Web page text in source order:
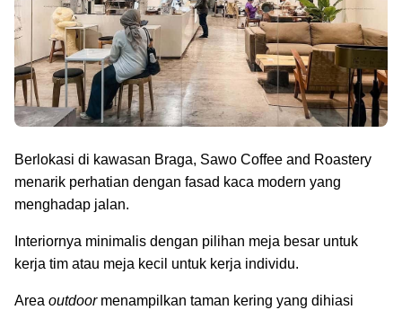
Berlokasi di kawasan Braga, Sawo Coffee and Roastery
menarik perhatian dengan fasad kaca modern yang
menghadap jalan.
Interiornya minimalis dengan pilihan meja besar untuk
kerja tim atau meja kecil untuk kerja individu.
Area outdoormenampilkan taman kering yang dihiasi